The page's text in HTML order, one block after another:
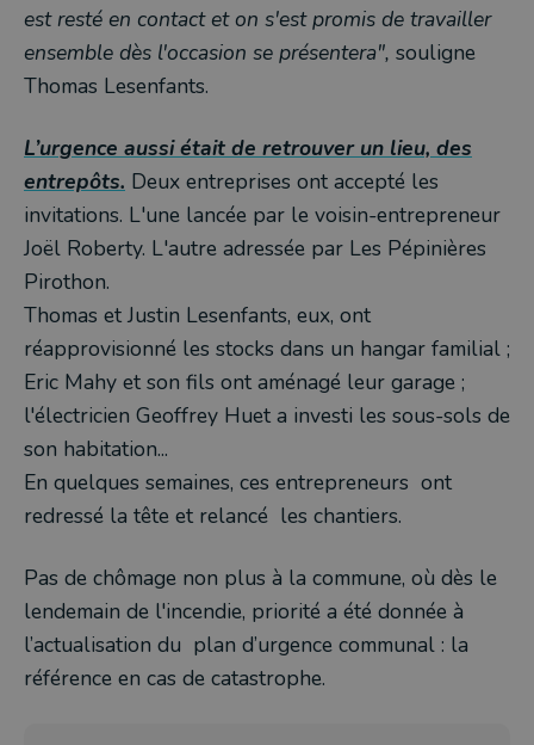
est resté en contact et on s'est promis de travailler
ensemble dès l'occasion se présentera", souligne
Thomas Lesenfants.
L’urgence aussi était de retrouver un lieu, des
entrepôts. Deux entreprises ont accepté les
invitations. L'une lancée par le voisin-entrepreneur
Joël Roberty. L'autre adressée par Les Pépinières
Pirothon.
Thomas et Justin Lesenfants, eux, ont
réapprovisionné les stocks dans un hangar familial ;
Eric Mahy et son fils ont aménagé leur garage ;
l'électricien Geoffrey Huet a investi les sous-sols de
son habitation...
En quelques semaines, ces entrepreneurs ont
redressé la tête et relancé les chantiers.
Pas de chômage non plus à la commune, où dès le
lendemain de l'incendie, priorité a été donnée à
l’actualisation du plan d’urgence communal : la
référence en cas de catastrophe.